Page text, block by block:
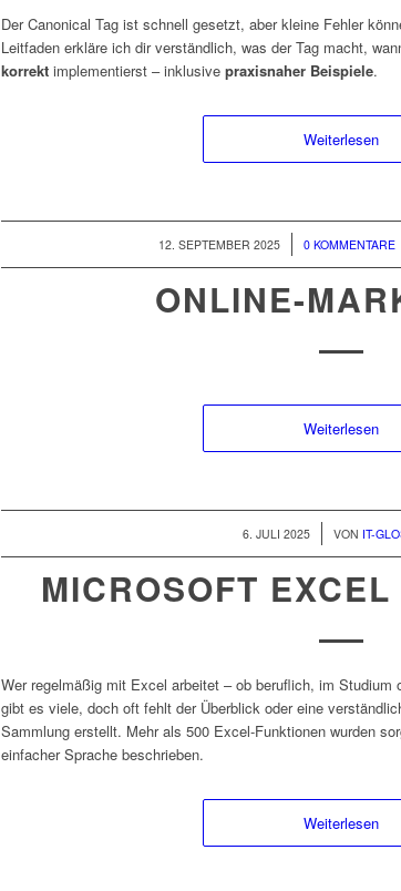
Der Canonical Tag ist schnell gesetzt, aber kleine Fehler
Leitfaden erkläre ich dir verständlich, was der Tag macht,
korrekt implementierst – inklusive praxisnaher Beispiele.
Weiterlesen
12. SEPTEMBER 2025
/ 0 KOMMENTARE
/
ONLINE-
Weiterlesen
6. JULI 2025 VON IT-
MICROSOFT
Wer regelmäßig mit Excel arbeitet – ob beruflich, im
gibt es viele, doch oft fehlt der Überblick oder eine
Sammlung erstellt. Mehr als 500 Excel-Funktionen wurden
einfacher Sprache beschrieben.
Weiterlesen